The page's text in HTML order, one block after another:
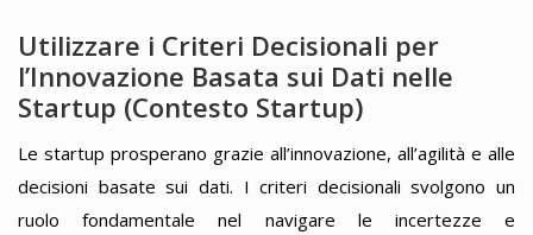
Utilizzare i Criteri Decisionali per
l’Innovazione Basata sui Dati nelle
Startup (Contesto Startup)
Le startup prosperano grazie all’innovazione, all’agilità e alle
decisioni basate sui dati. I criteri decisionali svolgono un
ruolo fondamentale nel navigare le incertezze e